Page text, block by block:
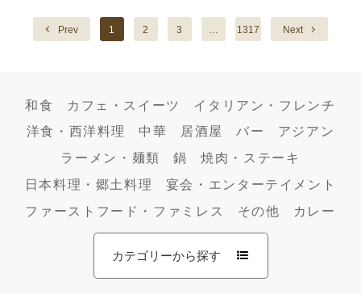
Prev 1 2 3 1317 Next
和食 カフェ・スイーツ
イタリアン・フレンチ
洋食・西洋料理
中華 居酒屋 バー
アジアン
ラーメン・麺類
鍋
焼肉・ステーキ
日本料理・郷土料理
宴会・エンターテイメント
ファーストフード・ファミレス
その他 カレー
カテゴリーから探す